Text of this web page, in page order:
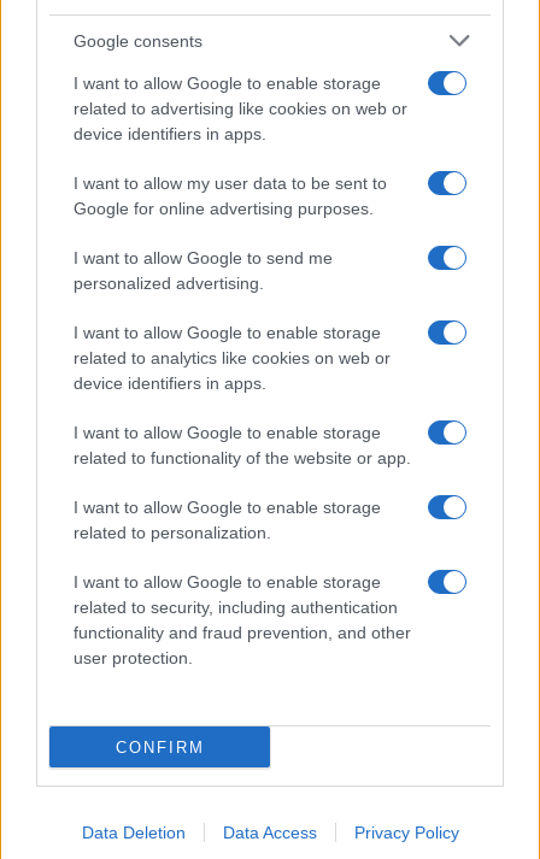
Google consents
I want to allow Google to enable storage
related to advertising like cookies on web or
device identifiers in apps.
I want to allow my user data to be sent to
Google for online advertising purposes.
I want to allow Google to send me
personalized advertising.
I want to allow Google to enable storage
related to analytics like cookies on web or
device identifiers in apps.
I want to allow Google to enable storage
related to functionality of the website or app.
I want to allow Google to enable storage
related to personalization.
I want to allow Google to enable storage
related to security, including authentication
functionality and fraud prevention, and other
user protection.
CONFIRM
Data Deletion Data Access Privacy Policy